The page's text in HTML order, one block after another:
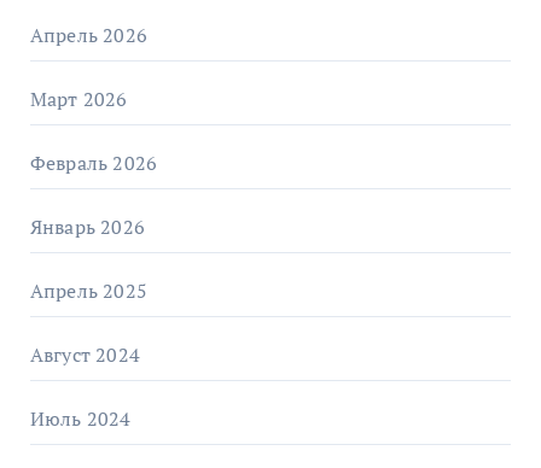
Апрель 2026
Март 2026
Февраль 2026
Январь 2026
Апрель 2025
Август 2024
Июль 2024